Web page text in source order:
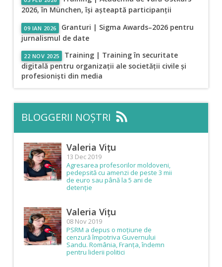
2026, în München, își așteaptă participanții
09 IAN 2026
Granturi | Sigma Awards–2026 pentru
jurnalismul de date
22 NOV 2025
Training | Training în securitate
digitală pentru organizații ale societății civile și
profesioniști din media
BLOGGERII NOȘTRI rss_feed
Valeria Vițu
13 Dec 2019
Agresarea profesorilor moldoveni,
pedepsită cu amenzi de peste 3 mii
de euro sau până la 5 ani de
detenție
Valeria Vițu
08 Nov 2019
PSRM a depus o moțiune de
cenzură împotriva Guvernului
Sandu. România, Franța, îndemn
pentru liderii politici